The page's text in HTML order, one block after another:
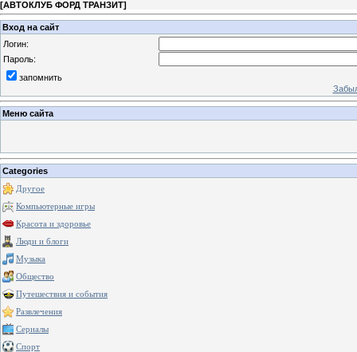
[АВТОКЛУБ ФОРД ТРАНЗИТ]
Вход на сайт
Логин:
Пароль:
запомнить
Меню сайта
Categories
Другое
Компьютерные игры
Красота и здоровье
Люди и блоги
Музыка
Общество
Путешествия и события
Развлечения
Сериалы
Спорт